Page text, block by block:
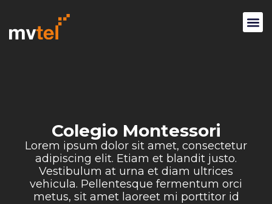
Colegio Montessori
Lorem ipsum dolor sit amet, consectetur
adipiscing elit. Etiam et blandit justo.
Vestibulum at urna et diam ultrices
vehicula. Pellentesque fermentum orci
metus, sit amet laoreet mi porttitor id